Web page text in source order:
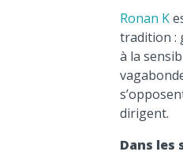
Ronan K
tradition :
à la
dirigent.
Dans les